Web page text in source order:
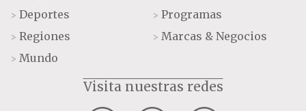
> Deportes
> Regiones
> Mundo
> Programas
> Marcas & Negocios
Visita nuestras redes